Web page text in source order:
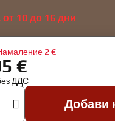
от 10 до 16 дни
2 €
€
ДДС